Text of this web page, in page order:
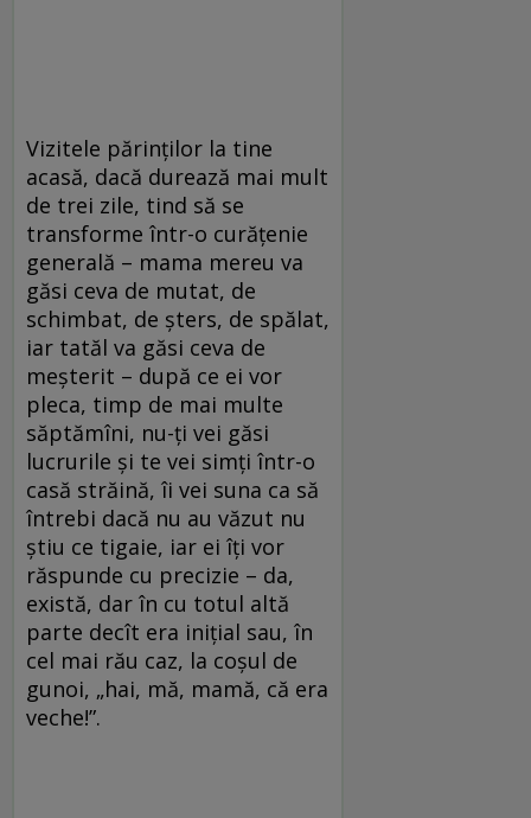
Vizitele părinților la tine
acasă, dacă durează mai mult
de trei zile, tind să se
transforme într-o curățenie
generală – mama mereu va
găsi ceva de mutat, de
schimbat, de șters, de spălat,
iar tatăl va găsi ceva de
meșterit – după ce ei vor
pleca, timp de mai multe
săptămîni, nu-ți vei găsi
lucrurile și te vei simți într-o
casă străină, îi vei suna ca să
întrebi dacă nu au văzut nu
știu ce tigaie, iar ei îți vor
răspunde cu precizie – da,
există, dar în cu totul altă
parte decît era inițial sau, în
cel mai rău caz, la coșul de
gunoi, „hai, mă, mamă, că era
veche!”.